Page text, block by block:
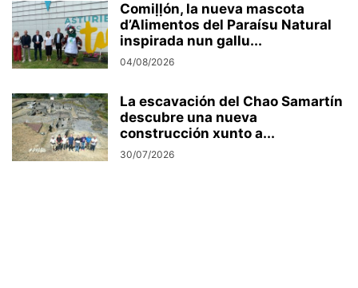
Comiḷḷón, la nueva mascota
d’Alimentos del Paraísu Natural
inspirada nun gallu...
04/08/2026
La escavación del Chao Samartín
descubre una nueva
construcción xunto a...
30/07/2026